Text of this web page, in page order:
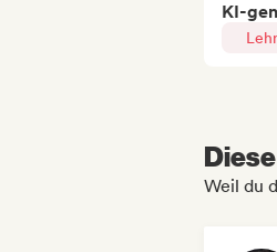
KI-
Weil du